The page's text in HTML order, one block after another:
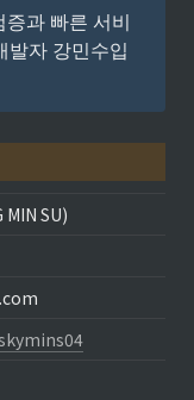
과 빠른 서비
발자 강민수입
MIN SU)